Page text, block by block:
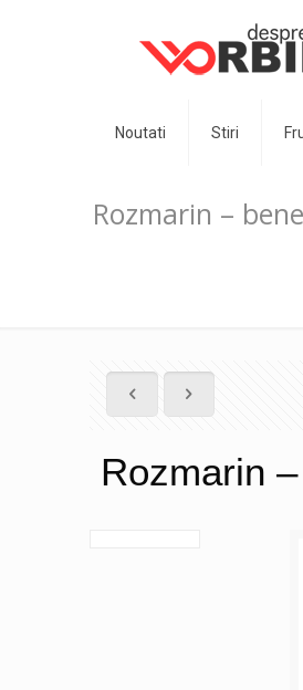
Noutati Stiri
Rozmarin –
Rozmarin